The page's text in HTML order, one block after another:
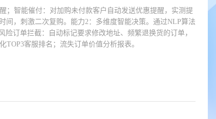
；智能催付：对加购未付款客户自动发送优惠提醒，实测提
间，刺激二次复购。能力2：多维度智能决策。通过NLP算法
订单拦截：自动标记要求修改地址、频繁退换货的订单，
客服排名；流失订单价值分析报表。